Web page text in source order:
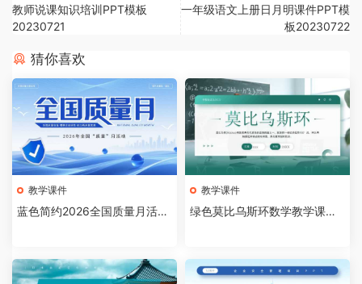
教师说课知识培训PPT模板
20230721
一年级语文上册日月明课件PPT模
板20230722
猜你喜欢
教学课件
蓝色简约2026全国质量月活动
教学课件
绿色莫比乌斯环数学教学课件P